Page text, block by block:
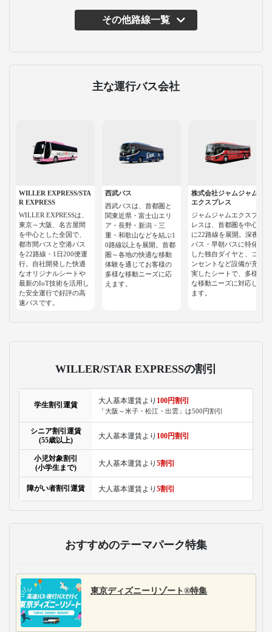
その他路線一覧
主な運行バス会社
WILLER EXPRESS/STA
R EXPRESS
WILLER EXPRESSは、
東京～大阪、名古屋間
を中心とした全国で、
都市間バスと空港バス
を22路線・1日200便運
行。自社開発した快適
なオリジナルシートや
最新のIoT技術を活用し
た安全運行で好評の高
速バスです。
西武バス
西武バスは、首都圏と
関東近県・富士山エリ
ア・長野・新潟・三
重・和歌山などを結ぶ1
0路線以上を展開。首都
圏～各地の快適な移動
体験を通じてお客様の
多様な移動ニーズに応
えます。
株式会社ジャムジャム
エクスプレス
ジャムジャムエクスプ
レスは、首都圏を中心
に22路線を展開。深夜
バス・早朝バスに特化
した独自ダイヤと、コ
ンセントなど設備が充
実したシートで、多様
な移動ニーズに対応し
ます。
WILLER/STAR EXPRESSの割引
学生割引運賃
大人基本運賃より 100円割引
「大阪～米子・松江・出雲」は500円割引
シニア割引運賃
(55歳以上)
大人基本運賃より 100円割引
小児対象割引
(小学生まで)
大人基本運賃より 5割引
障がい者割引運賃 大人基本運賃より 5割引
おすすめのテーマパーク特集
東京ディズニーリゾート®特集